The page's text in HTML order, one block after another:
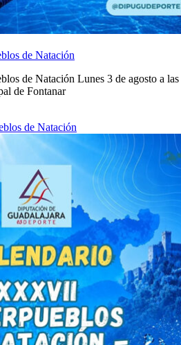
de Natación
de Natación Lunes 3 de agosto a las
de Fontanar
de Natación